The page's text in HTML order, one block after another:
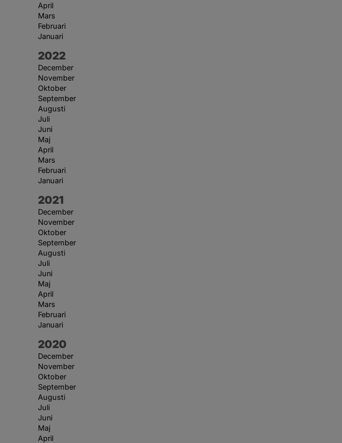
April
Mars
Februari
Januari
År:
2022
December
November
Oktober
September
Augusti
Juli
Juni
Maj
April
Mars
Februari
Januari
År:
2021
December
November
Oktober
September
Augusti
Juli
Juni
Maj
April
Mars
Februari
Januari
År:
2020
December
November
Oktober
September
Augusti
Juli
Juni
Maj
April